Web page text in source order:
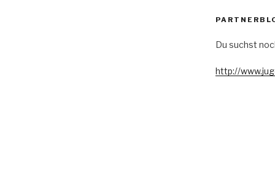
Du suchst
http://